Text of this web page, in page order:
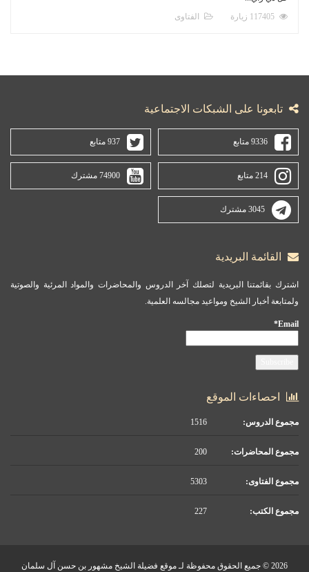
الفتاوى
تابعونا على الشبكات الاجتماعية
9336 متابع 937 متابع
214 متابع 74900 مشترك
3045 مشترك
القائمة البريدية
اشترك بقائمتنا البريدية لتصلك آخر الدروس والمحاضرات والمواد المرئية والصوتية
ولمتابعة أخبار الشيخ ومواعيد مجالسه العلمية.
Email*
احصاءات الموقع
مجموع الدروس:
مجموع المحاضرات:
مجموع الفتاوى:
مجموع الكتب:
2026 © جميع الحقوق محفوظة لـ موقع فضيلة الشيخ مشهور بن حسن آل سلمان